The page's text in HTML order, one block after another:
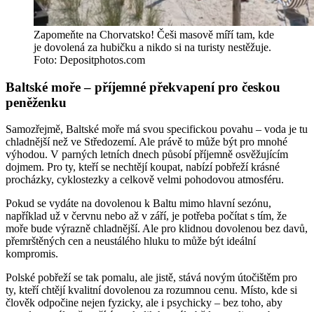
Zapomeňte na Chorvatsko! Češi masově míří tam, kde
je dovolená za hubičku a nikdo si na turisty nestěžuje.
Foto: Depositphotos.com
Baltské moře – příjemné překvapení pro českou
peněženku
Samozřejmě, Baltské moře má svou specifickou povahu – voda je tu
chladnější než ve Středozemí. Ale právě to může být pro mnohé
výhodou. V parných letních dnech působí příjemně osvěžujícím
dojmem. Pro ty, kteří se nechtějí koupat, nabízí pobřeží krásné
procházky, cyklostezky a celkově velmi pohodovou atmosféru.
Pokud se vydáte na dovolenou k Baltu mimo hlavní sezónu,
například už v červnu nebo až v září, je potřeba počítat s tím, že
moře bude výrazně chladnější. Ale pro klidnou dovolenou bez davů,
přemrštěných cen a neustálého hluku to může být ideální
kompromis.
Polské pobřeží se tak pomalu, ale jistě, stává novým útočištěm pro
ty, kteří chtějí kvalitní dovolenou za rozumnou cenu. Místo, kde si
člověk odpočine nejen fyzicky, ale i psychicky – bez toho, aby